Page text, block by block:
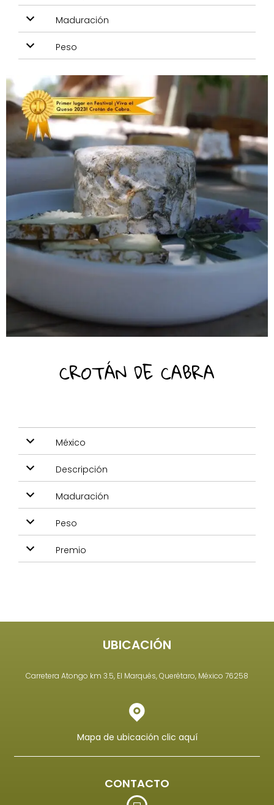
Maduración
Peso
CROTÁN DE CABRA
México
Descripción
Maduración
Peso
Premio
UBICACIÓN
Carretera Atongo km 3.5, El Marqués, Querétaro, México 76258
Mapa de ubicación clic aquí
CONTACTO